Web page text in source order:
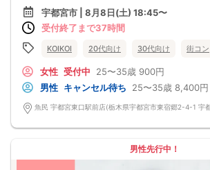
宇都宮市 | 8月8日(土) 18:45〜
受付終了まで37時間
KOIKOI 20代向け 30代向け 街コン
女性 受付中 25〜35歳 900円
男性 キャンセル待ち 25〜35歳 8,400円
男性先行中！